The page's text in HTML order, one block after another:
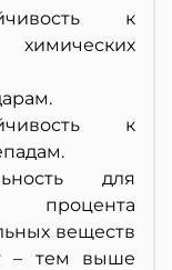
к
к
для
веществ
– тем выше